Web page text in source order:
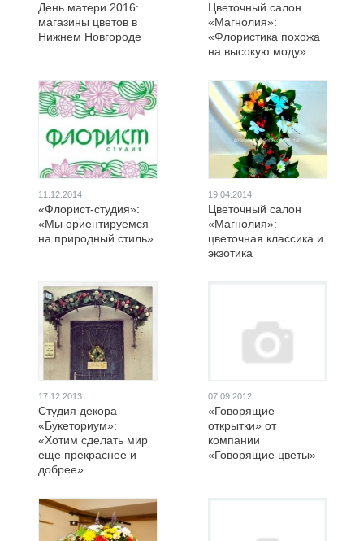
День матери 2016:
магазины цветов в
Нижнем Новгороде
Цветочный салон
«Магнолия»:
«Флористика похожа
на высокую моду»
11.12.2014
«Флорист-студия»:
«Мы ориентируемся
на природный стиль»
19.04.2014
Цветочный салон
«Магнолия»:
цветочная классика и
экзотика
17.12.2013
Студия декора
«Букеториум»:
«Хотим сделать мир
еще прекраснее и
добрее»
07.09.2012
«Говорящие
открытки» от
компании
«Говорящие цветы»